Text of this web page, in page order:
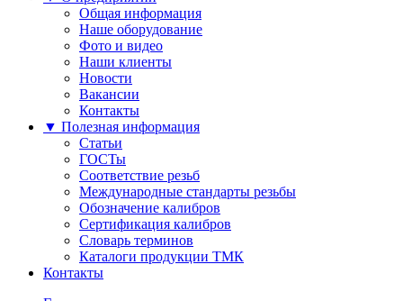
Общая информация
Наше оборудование
Фото и видео
Наши клиенты
Новости
Вакансии
Контакты
▼ Полезная информация
Статьи
ГОСТы
Соответствие резьб
Международные стандарты резьбы
Обозначение калибров
Сертификация калибров
Словарь терминов
Каталоги продукции ТМК
Контакты